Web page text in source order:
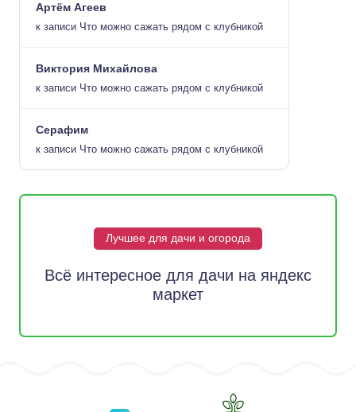
Артём Агеев
к записи Что можно сажать рядом с клубникой
Виктория Михайлова
к записи Что можно сажать рядом с клубникой
Серафим
к записи Что можно сажать рядом с клубникой
Лучшее для дачи и огорода
Всё интересное для дачи на яндекс
маркет